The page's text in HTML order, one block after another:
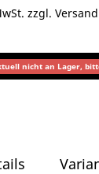
zzgl.
nicht an Lager,